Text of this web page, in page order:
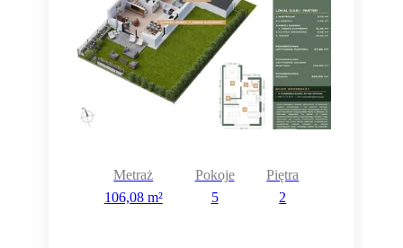
Metraż
106,08 m²
Pokoje
5
Piętra
2